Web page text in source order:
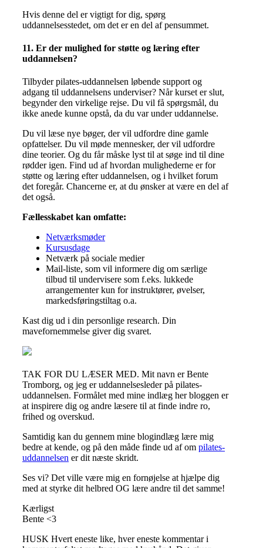
Hvis denne del er vigtigt for dig, spørg
uddannelsesstedet, om det er en del af pensummet.
11. Er der mulighed for støtte og læring efter
uddannelsen?
Tilbyder pilates-uddannelsen løbende support og
adgang til uddannelsens underviser? Når kurset er slut,
begynder den virkelige rejse. Du vil få spørgsmål, du
ikke anede kunne opstå, da du var under uddannelse.
Du vil læse nye bøger, der vil udfordre dine gamle
opfattelser. Du vil møde mennesker, der vil udfordre
dine teorier. Og du får måske lyst til at søge ind til dine
rødder igen. Find ud af hvordan mulighederne er for
støtte og læring efter uddannelsen, og i hvilket forum
det foregår. Chancerne er, at du ønsker at være en del af
det også.
Fællesskabet kan omfatte:
Netværksmøder
Kursusdage
Netværk på sociale medier
Mail-liste, som vil informere dig om særlige
tilbud til undervisere som f.eks. lukkede
arrangementer kun for instruktører, øvelser,
markedsføringstiltag o.a.
Kast dig ud i din personlige research. Din
mavefornemmelse giver dig svaret.
TAK FOR DU LÆSER MED. Mit navn er Bente
Tromborg, og jeg er uddannelsesleder på pilates-
uddannelsen. Formålet med mine indlæg her bloggen er
at inspirere dig og andre læsere til at finde indre ro,
frihed og overskud.
Samtidig kan du gennem mine blogindlæg lære mig
bedre at kende, og på den måde finde ud af om pilates-
uddannelsen er dit næste skridt.
Ses vi? Det ville være mig en fornøjelse at hjælpe dig
med at styrke dit helbred OG lære andre til det samme!
Kærligst
Bente <3
HUSK Hvert eneste like, hver eneste kommentar i